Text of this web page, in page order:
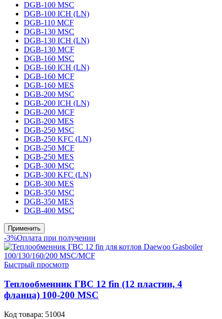
DGB-100 MSC
DGB-100 ICH (LN)
DGB-110 MCF
DGB-130 MSC
DGB-130 ICH (LN)
DGB-130 MCF
DGB-160 MSC
DGB-160 ICH (LN)
DGB-160 MCF
DGB-160 MES
DGB-200 MSC
DGB-200 ICH (LN)
DGB-200 MCF
DGB-200 MES
DGB-250 MSC
DGB-250 KFC (LN)
DGB-250 MCF
DGB-250 MES
DGB-300 MSC
DGB-300 KFC (LN)
DGB-300 MES
DGB-350 MSC
DGB-350 MES
DGB-400 MSC
Применить
-3%Оплата при получении
Быстрый просмотр
Теплообменник ГВС 12 fin (12 пластин, 4
фланца) 100-200 MSC
Код товара: 51004